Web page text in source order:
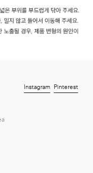
Instagram Pinterest